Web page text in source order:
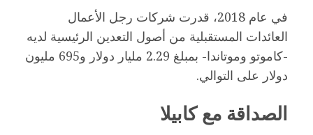
في عام 2018، قدرت شركات رجل الأعمال
العائدات المستقبلية من أصول التعدين الرئيسية لديه
-كاموتو وموتاندا- بمبلغ 2.29 مليار دولار و695 مليون
دولار على التوالي.
الصداقة مع كابيلا